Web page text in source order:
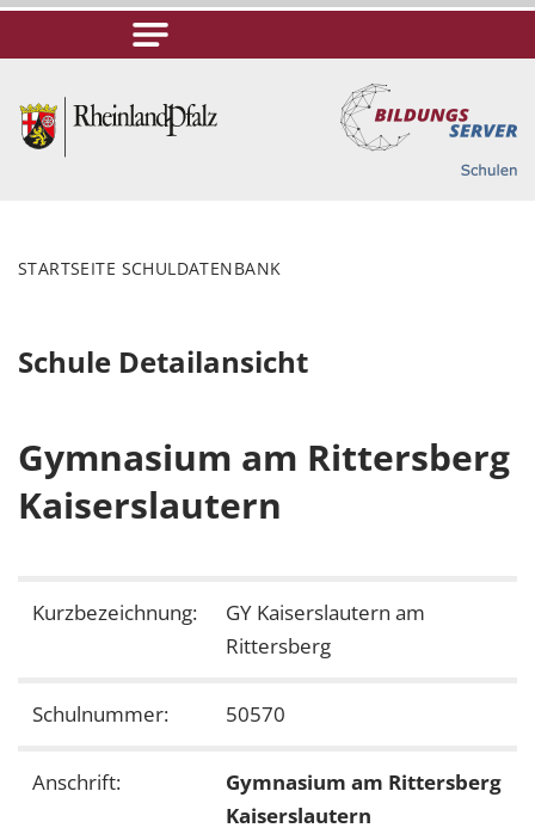
STARTSEITE SCHULDATENBANK
Schule Detailansicht
Gymnasium am Rittersberg
Kaiserslautern
Kurzbezeichnung:
GY Kaiserslautern am
Rittersberg
Schulnummer: 50570
Anschrift:
Gymnasium am Rittersberg
Kaiserslautern